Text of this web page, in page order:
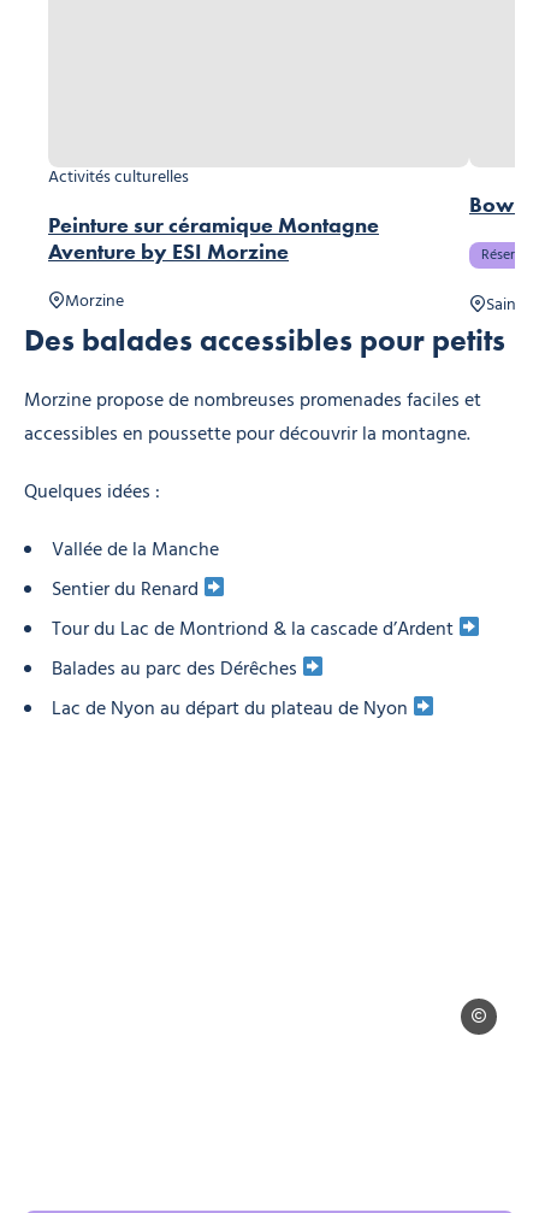
Peinture sur céramique Montagne
Aventure by ESI Morzine
Activités culturelles
Morzine Saint-
sam ingles
Des balades accessibles pour petits
Morzine propose de nombreuses promenades faciles et
accessibles en poussette pour découvrir la montagne.
Quelques idées :
Vallée de la Manche
Sentier du Renard
Tour du Lac de Montriond & la cascade d’Ardent
Balades au parc des Dérêches
Lac de Nyon au départ du plateau de Nyon